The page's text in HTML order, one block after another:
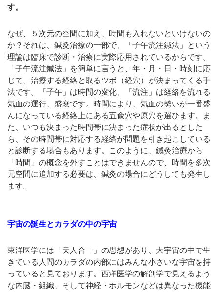
す。
なぜ、５次元の空間に加え、時間も入れないといけないの
か？それは、鍼灸治療の一部で、「子午流注鍼法」という
理論は臨床で診断・治療に実際応用されているからです。
「子午流注鍼法」を簡単に言うと、年・月・日・時刻に応
じて、治療する経絡と取るツボ（経穴）が決まってくる手
法です。「子午」は時間の変化、「流注」は経絡を流れる
気血の運行、盛衰です。時間により、気血の勢いが一番盛
んになっている経絡上にある五兪穴や原穴を選ひます。ま
た、いつも決まった時間帯に決まった症状が出るとした
ら、その時間帯に対応する経絡が問題を引き起こしている
と診断する場合もあります。このように、鍼灸治療から
「時間」の概念を外すことはできませんので、時間を多次
元空間に追加する必要は、鍼灸の場合にどうしても発生し
ます。
宇宙の誕生とカラダの中の宇宙
東洋医学には「天人合一」の思想があり、大宇宙の中で生
きている人間のカラダの内部にはみんな小さいな宇宙を持
っていると見ております。西洋医学の解剖学で見えるよう
な内臓・組織、そして神経・ホルモンなどは異なった機能